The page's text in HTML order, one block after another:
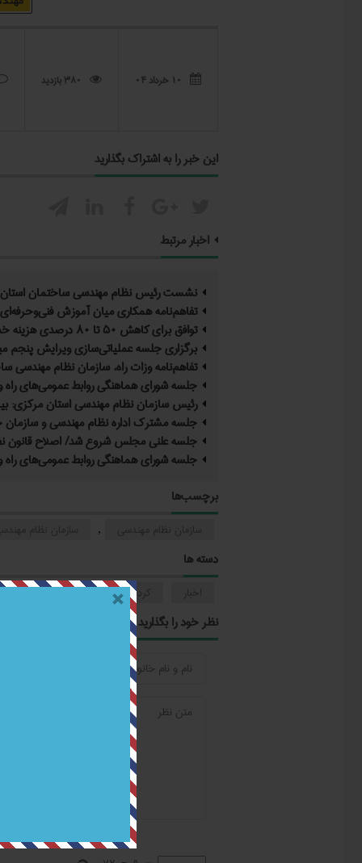
 ۱۰ خرداد ۰۴  380 بازدید
این خبر را به اشتراک بگذارید
اخبار مرتبط
نشست رئیس نظام مهندسی ساختمان استان
تفاهم‌نامه همکاری میان آموزش
توافق برای کاهش ۵۰ تا ۸۰ درصدی هزینه خدمات مهندسی در مسکن حمایتی
برگزاری جلسه عملیاتی‌سازی ویرایش پنجم مبحث ۱۲ مقررات ملی
تفاهم‌نامه وزات راه، سازمان نظام مهندسی
جلسه شورای هماهنگی روابط عمومی‌های راه
رئیس سازمان نظام مهندسی استان مرکزی:
جلسه مشترک اداره نظام مهندسی و سازمان
جلسه علنی مجلس شروع شد/ اصلاح قانون
جلسه شورای هماهنگی روابط عمومی‌های راه
برچسب‌ها
,
دسته ها
کردستان نظام مهندسی
نظر خود را بگذارید